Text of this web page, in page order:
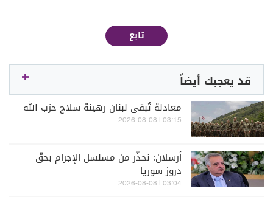
تابع
قد يعجبك أيضاً
معادلة تُبقي لبنان رهينة سلاح حزب الله
03:15 | 2026-08-08
أرسلان: نحذّر من مسلسل الإجرام بحقّ
دروز سوريا
03:04 | 2026-08-08